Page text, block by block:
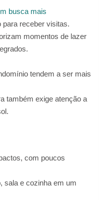
busca mais
para receber visitas.
momentos de lazer
tendem a ser mais
também exige atenção a
com poucos
sala e cozinha em um